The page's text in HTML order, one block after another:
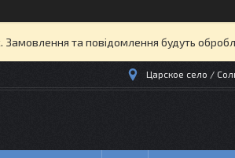
Замовлення та повідомлення будуть
Царское село /